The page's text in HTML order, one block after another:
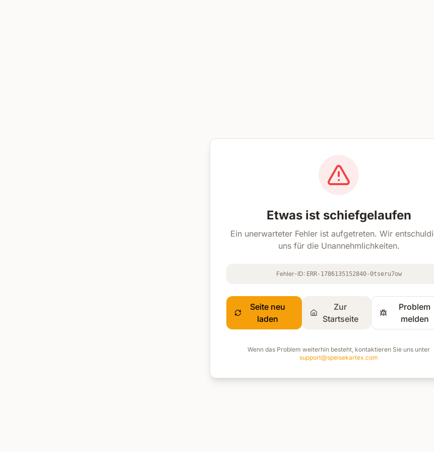
Etwas ist schiefgelaufen
Ein unerwarteter Fehler ist aufgetreten. Wir
uns für die Unannehmlichkeiten.
Fehler-ID: ERR-1786135152840-0tseru7ow
Seite neu
laden
Zur
Startseite
Problem
melden
Wenn das Problem weiterhin besteht, kontaktieren Sie uns unter
support@speisekartex.com